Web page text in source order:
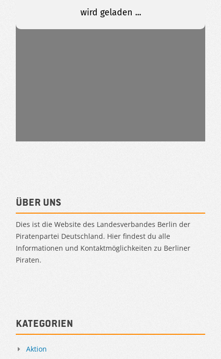
Über uns
Dies ist die Website des Landesverbandes Berlin der
Piratenpartei Deutschland. Hier findest du alle
Informationen und Kontaktmöglichkeiten zu Berliner
Piraten.
Kategorien
Aktion